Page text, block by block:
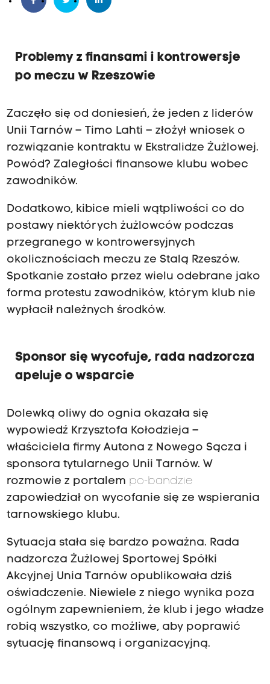
Problemy z finansami i kontrowersje
po meczu w Rzeszowie
Zaczęło się od doniesień, że jeden z liderów
Unii Tarnów – Timo Lahti – złożył wniosek o
rozwiązanie kontraktu w Ekstralidze Żużlowej.
Powód? Zaległości finansowe klubu wobec
zawodników.
Dodatkowo, kibice mieli wątpliwości co do
postawy niektórych żużlowców podczas
przegranego w kontrowersyjnych
okolicznościach meczu ze Stalą Rzeszów.
Spotkanie zostało przez wielu odebrane jako
forma protestu zawodników, którym klub nie
wypłacił należnych środków.
Sponsor się wycofuje, rada nadzorcza
apeluje o wsparcie
Dolewką oliwy do ognia okazała się
wypowiedź Krzysztofa Kołodzieja –
właściciela firmy Autona z Nowego Sącza i
sponsora tytularnego Unii Tarnów. W
rozmowie z portalem po-bandzie
zapowiedział on wycofanie się ze wspierania
tarnowskiego klubu.
Sytuacja stała się bardzo poważna. Rada
nadzorcza Żużlowej Sportowej Spółki
Akcyjnej Unia Tarnów opublikowała dziś
oświadczenie. Niewiele z niego wynika poza
ogólnym zapewnieniem, że klub i jego władze
robią wszystko, co możliwe, aby poprawić
sytuację finansową i organizacyjną.